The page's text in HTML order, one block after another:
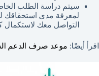
سيتم دراسة الطلب
لمعرفة مدى استحقاقك
التواصل معك لاستكمال
اقرأ أيضًا: موعد صرف الدعم